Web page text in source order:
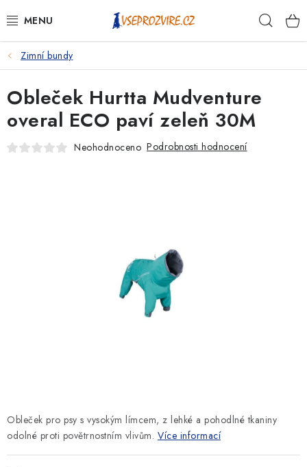
na
PSI
KOČKY
KONĚ
KRÁLÍCI/HLODAVCI/PTÁCI
Zimní bundy
Obleček pro psy s vysokým límcem, z lehké a pohodlné tkaniny
odolné proti povětrnostním vlivům. Více informací
Obleček Hurtta Mudventure
overal ECO paví zeleň 30M
Neohodnoceno Podrobnosti hodnocení